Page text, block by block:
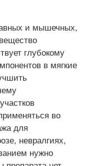
и мышечных,
глубокому
в мягкие
во
для
невралгиях,
нужно